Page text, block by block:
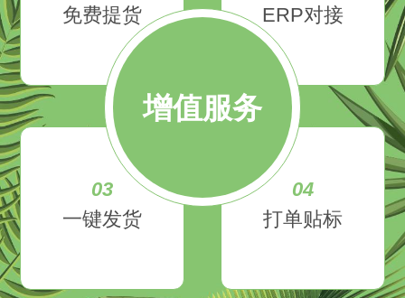
增值服务
免费提货
ERP对接
03
一键发货
04
打单贴标